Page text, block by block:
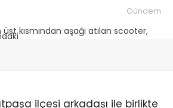
Gündem
ilçesi arkadaşı ile birlikte